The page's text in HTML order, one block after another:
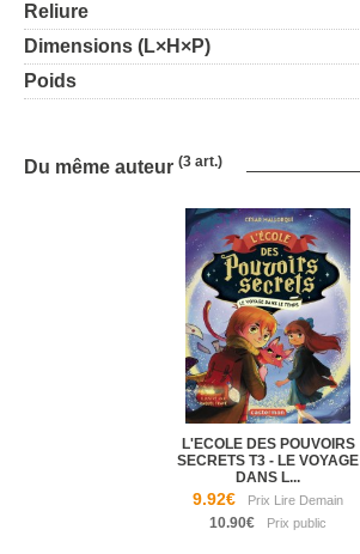
Reliure
Dimensions (L×H×P)
Poids
Du même auteur (3 art.)
L'ECOLE DES POUVOIRS
SECRETS T3 - LE VOYAGE
DANS L...
9.92€
10.90€